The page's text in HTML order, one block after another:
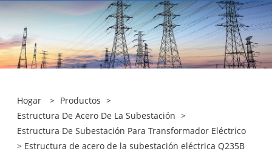
Hogar > Productos >
Estructura De Acero De La Subestación >
Estructura De Subestación Para Transformador Eléctrico
> Estructura de acero de la subestación eléctrica Q235B